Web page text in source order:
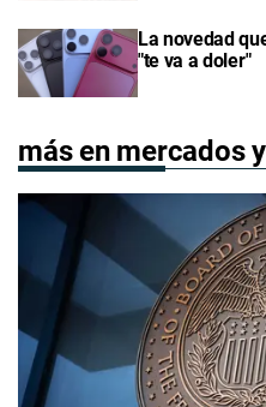
La novedad
"te va a doler"
más en mercados